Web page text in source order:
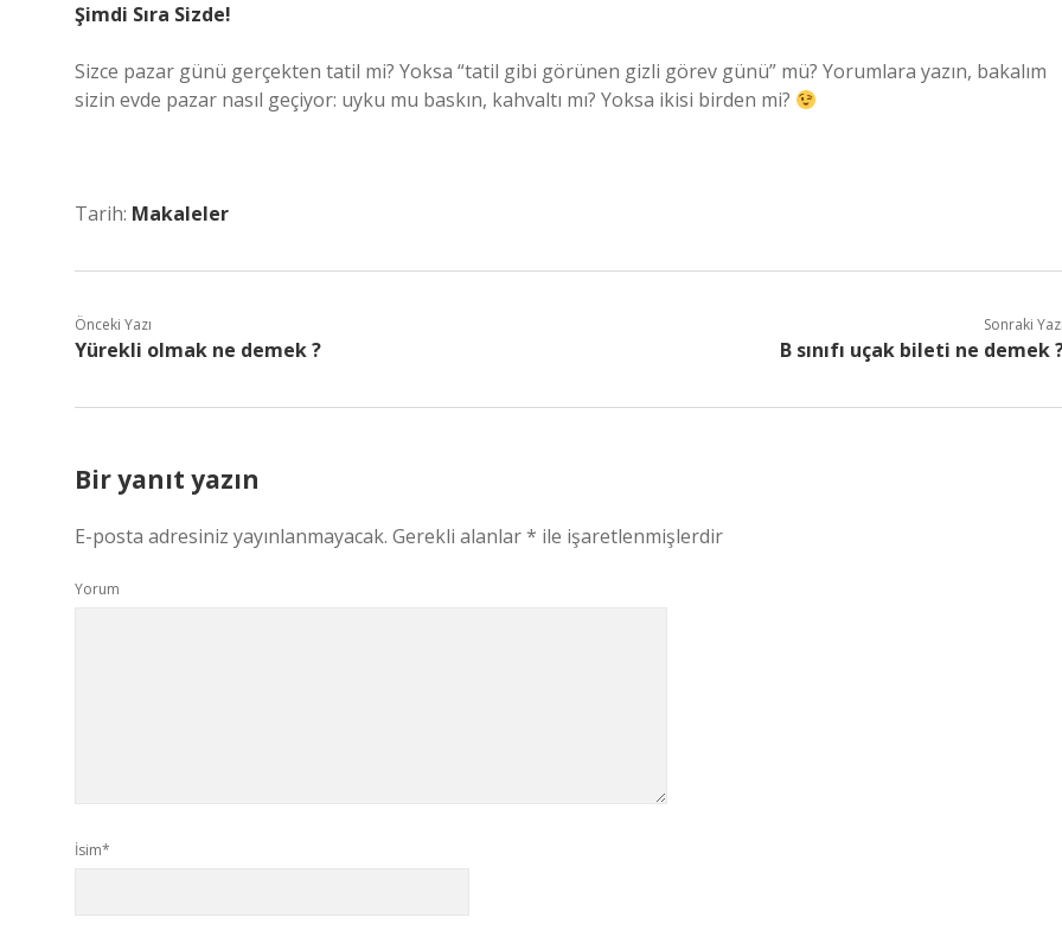
Şimdi Sıra Sizde!
Sizce pazar günü gerçekten tatil mi? Yoksa “tatil gibi görünen gizli görev günü” mü? Yorumlara yazın, bakalım
sizin evde pazar nasıl geçiyor: uyku mu baskın, kahvaltı mı? Yoksa ikisi birden mi?
Tarih: Makaleler
Önceki Yazı
Yürekli olmak ne demek ?
Sonraki Yazı
B sınıfı uçak bileti ne demek
Bir yanıt yazın
E-posta adresiniz yayınlanmayacak. Gerekli alanlar* ile işaretlenmişlerdir
Yorum
İsim*